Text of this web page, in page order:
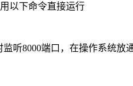
以下命令直接运行
监听8000端口，在操作系统放